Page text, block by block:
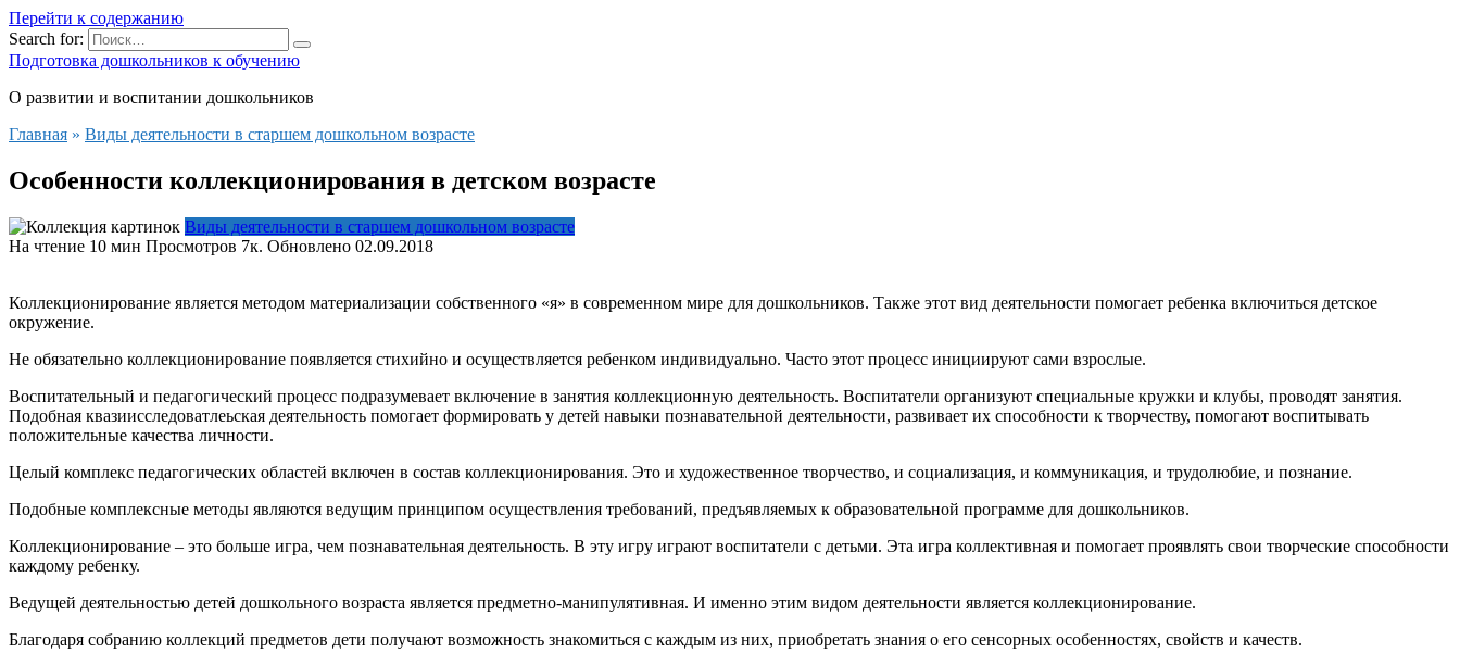
Перейти к содержанию
Search for:
Подготовка дошкольников к обучению
О развитии и воспитании дошкольников
Главная » Виды деятельности в старшем дошкольном возрасте
Особенности коллекционирования в детском возрасте
Виды деятельности в старшем дошкольном возрасте
На чтение 10 мин Просмотров 7к. Обновлено 02.09.2018
Коллекционирование является методом материализации собственного «я» в современном мире для дошкольников. Также этот вид деятельности помогает ребенка включиться детское
окружение.
Не обязательно коллекционирование появляется стихийно и осуществляется ребенком индивидуально. Часто этот процесс инициируют сами взрослые.
Воспитательный и педагогический процесс подразумевает включение в занятия коллекционную деятельность. Воспитатели организуют специальные кружки и клубы, проводят занятия.
Подобная квазиисследоватлеьская деятельность помогает формировать у детей навыки познавательной деятельности, развивает их способности к творчеству, помогают воспитывать
положительные качества личности.
Целый комплекс педагогических областей включен в состав коллекционирования. Это и художественное творчество, и социализация, и коммуникация, и трудолюбие, и познание.
Подобные комплексные методы являются ведущим принципом осуществления требований, предъявляемых к образовательной программе для дошкольников.
Коллекционирование – это больше игра, чем познавательная деятельность. В эту игру играют воспитатели с детьми. Эта игра коллективная и помогает проявлять свои творческие способности
каждому ребенку.
Ведущей деятельностью детей дошкольного возраста является предметно-манипулятивная. И именно этим видом деятельности является коллекционирование.
Благодаря собранию коллекций предметов дети получают возможность знакомиться с каждым из них, приобретать знания о его сенсорных особенностях, свойств и качеств.